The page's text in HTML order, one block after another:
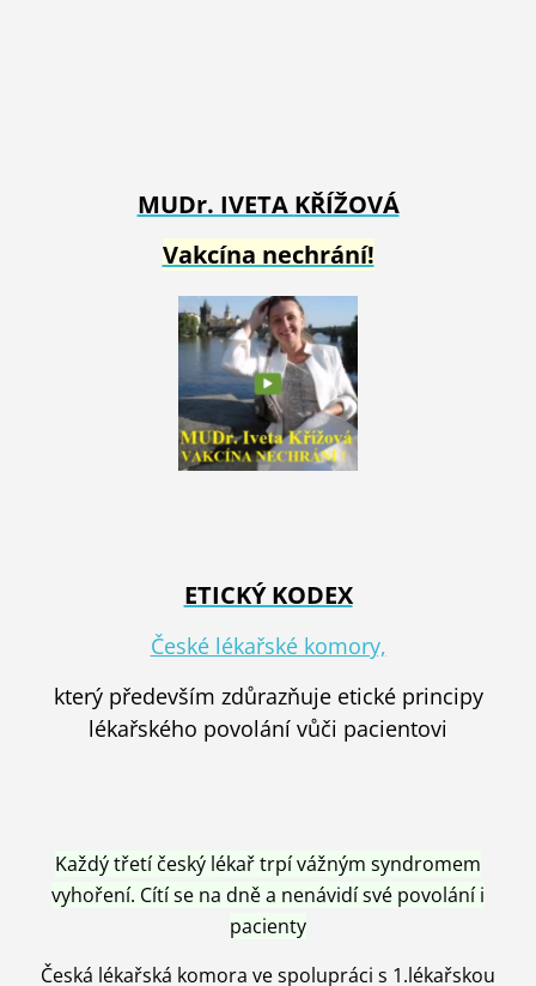
MUDr. IVETA KŘÍŽOVÁ
Vakcína nechrání!
ETICKÝ KODEX
České lékařské komory,
který především zdůrazňuje etické principy
lékařského povolání vůči pacientovi
Každý třetí český lékař trpí vážným syndromem
vyhoření. Cítí se na dně a nenávidí své povolání i
pacienty
Česká lékařská komora ve spolupráci s 1.lékařskou